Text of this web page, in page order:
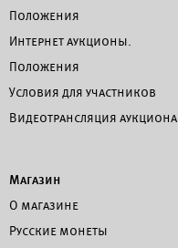
Положения
Интернет аукционы.
Положения
Условия для участников
Видеотрансляция аукциона
Магазин
О магазине
Русские монеты